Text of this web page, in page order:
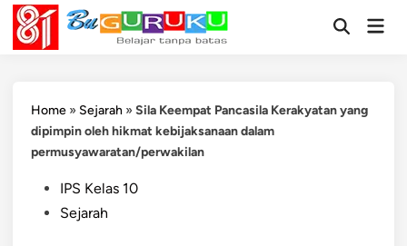
Skip
content
OpenMain
Home » Sejarah »Sila Keempat Pancasila Kerakyatan yang
dipimpin oleh hikmat kebijaksanaan dalam
permusyawaratan/perwakilan
PostedIPS Kelas 10
Sejarah